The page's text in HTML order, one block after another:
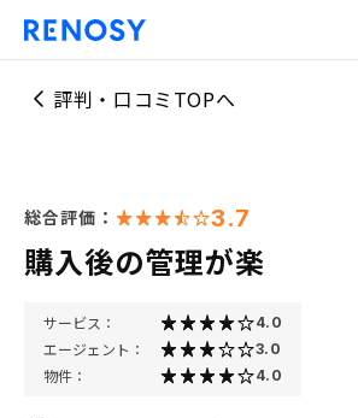
評判・口コミTOPへ
総合評価： 3.7
購入後の管理が楽
サービス： 4.0
エージェント： 3.0
物件： 4.0